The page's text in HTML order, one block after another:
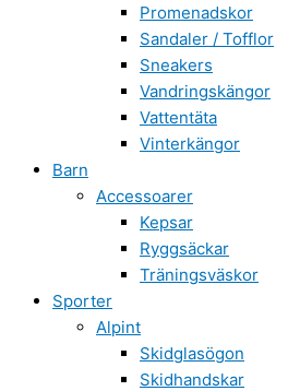
Promenadskor
Sandaler / Tofflor
Sneakers
Vandringskängor
Vattentäta
Vinterkängor
Barn
Accessoarer
Kepsar
Ryggsäckar
Träningsväskor
Sporter
Alpint
Skidglasögon
Skidhandskar